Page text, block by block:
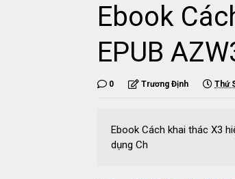
Ebook
EPUB
0 Trương Định Thứ
Ebook Cách khai thác X3
dụng Ch